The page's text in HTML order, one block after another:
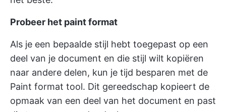
Probeer het paint format
Als je een bepaalde stijl hebt toegepast op een
deel van je document en die stijl wilt kopiëren
naar andere delen, kun je tijd besparen met de
Paint format tool. Dit gereedschap kopieert de
opmaak van een deel van het document en past